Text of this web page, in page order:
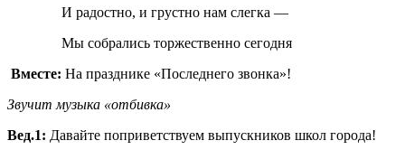
И радостно, и грустно нам слегка —
Мы собрались торжественно сегодня
Вместе: На празднике «Последнего звонка»!
Звучит музыка «отбивка»
Вед.1: Давайте поприветствуем выпускников школ города!